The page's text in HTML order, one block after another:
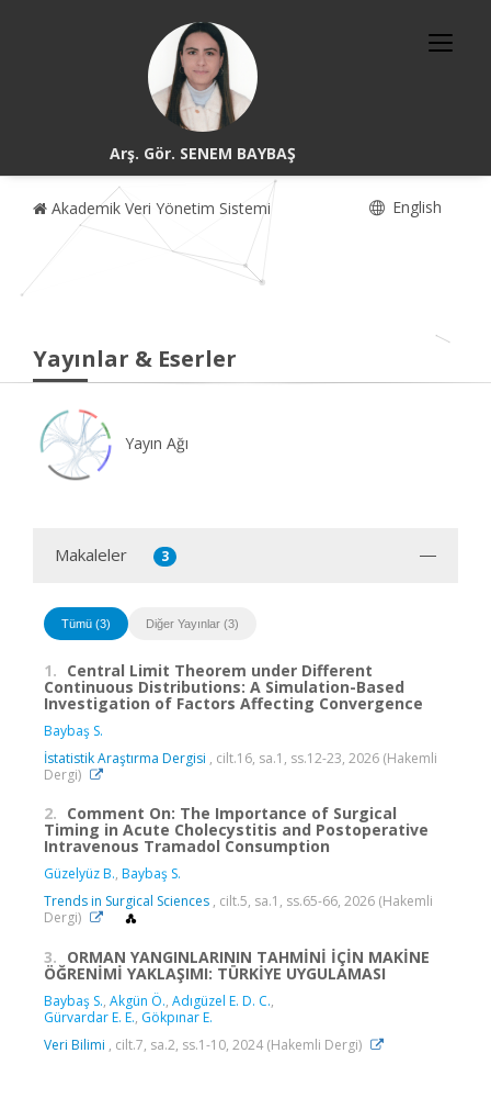
Arş. Gör. SENEM BAYBAŞ
Akademik Veri Yönetim Sistemi English
Yayınlar & Eserler
Yayın Ağı
Makaleler 3
Tümü (3) Diğer Yayınlar (3)
1. Central Limit Theorem under Different
Continuous Distributions: A Simulation-Based
Investigation of Factors Affecting Convergence
Baybaş S.
İstatistik Araştırma Dergisi , cilt.16, sa.1, ss.12-23, 2026 (Hakemli
Dergi)
2. Comment On: The Importance of Surgical
Timing in Acute Cholecystitis and Postoperative
Intravenous Tramadol Consumption
Güzelyüz B., Baybaş S.
Trends in Surgical Sciences , cilt.5, sa.1, ss.65-66, 2026 (Hakemli
Dergi)
3. ORMAN YANGINLARININ TAHMİNİ İÇİN MAKİNE
ÖĞRENİMİ YAKLAŞIMI: TÜRKİYE UYGULAMASI
Baybaş S., Akgün Ö., Adıgüzel E. D. C.,
Gürvardar E. E., Gökpınar E.
Veri Bilimi , cilt.7, sa.2, ss.1-10, 2024 (Hakemli Dergi)